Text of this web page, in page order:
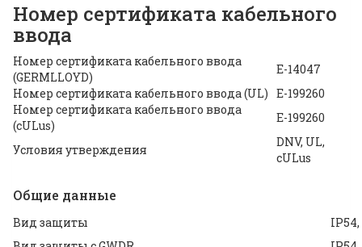
Номер сертификата кабельного
ввода
Номер сертификата кабельного ввода
(GERMLLOYD)
E-14047
Номер сертификата кабельного ввода (UL) E-199260
Номер сертификата кабельного ввода
(cULus)
E-199260
Условия утверждения
DNV, UL,
cULus
Общие данные
Вид защиты